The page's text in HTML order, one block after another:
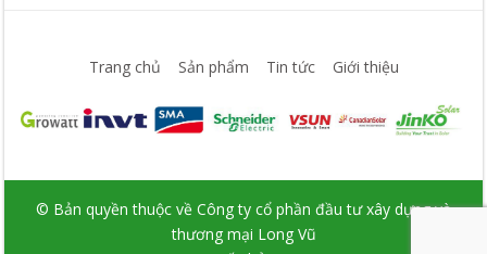
Trang chủ Sản phẩm Tin tức Giới thiệu
© Bản quyền thuộc về Công ty cổ phần đầu tư xây dựng và
thương mại Long Vũ